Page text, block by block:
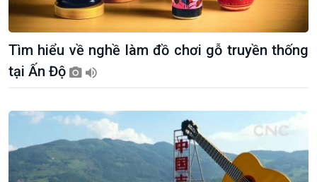
Chính trị
Tin Chính trị
Chính phủ với người dân
Quốc hội với cử tri
Đảng trong cuộc sống
Nhận diện sự thật
Pháp luật và đời sống
Thế giới
Tin thế giới
Vấn đề quốc tế
Biên cương - Một dải vững
bền
Tìm hiểu về nghề làm đồ chơi gỗ truyền thống
tại Ấn Độ